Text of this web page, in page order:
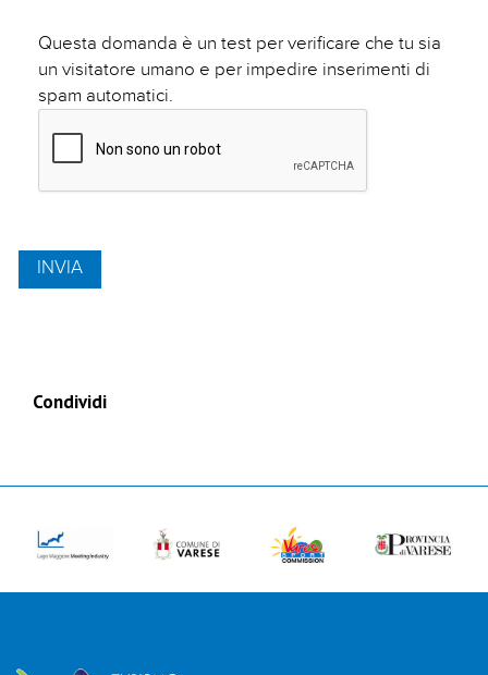
Questa domanda è un test per verificare che tu sia
un visitatore umano e per impedire inserimenti di
spam automatici.
Condividi